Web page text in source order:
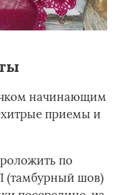
начинающим
приемы и
по
(тамбурный шов)